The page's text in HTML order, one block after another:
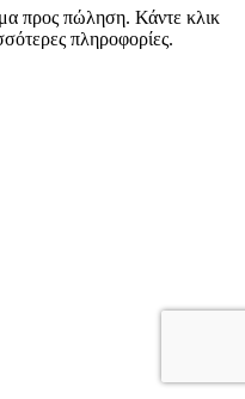
προς πώληση. Κάντε κλικ
πληροφορίες.